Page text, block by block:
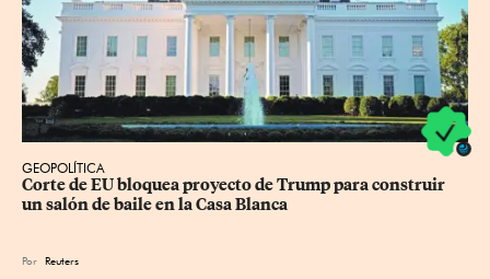
GEOPOLÍTICA
Corte de EU bloquea proyecto de Trump para construir
un salón de baile en la Casa Blanca
Por Reuters